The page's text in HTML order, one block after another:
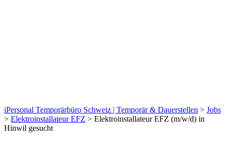
iPersonal Temporärbüro Schweiz | Temporär & Dauerstellen > Jobs
> Elektroinstallateur EFZ > Elektroinstallateur EFZ (m/w/d) in
Hinwil gesucht